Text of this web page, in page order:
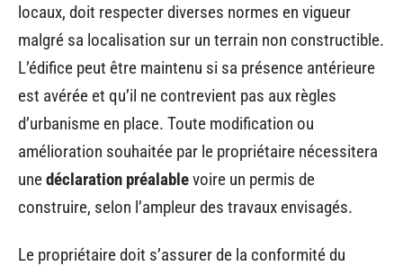
locaux, doit respecter diverses normes en vigueur
malgré sa localisation sur un terrain non constructible.
L’édifice peut être maintenu si sa présence antérieure
est avérée et qu’il ne contrevient pas aux règles
d’urbanisme en place. Toute modification ou
amélioration souhaitée par le propriétaire nécessitera
unedéclaration préalablevoire un permis de
construire, selon l’ampleur des travaux envisagés.
Le propriétaire doit s’assurer de la conformité du